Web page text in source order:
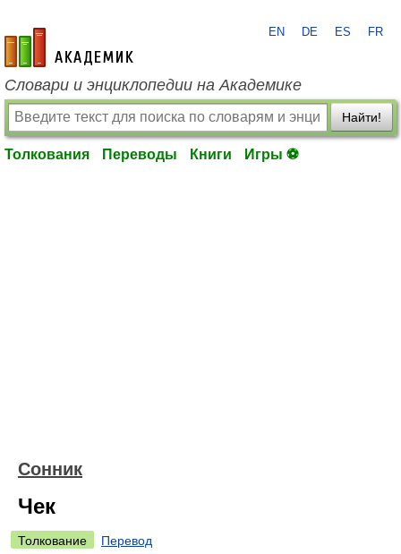
academic.ru
EN DE ES FR
Словари и энциклопедии на Академике
Найти!
Толкования Переводы Книги Игры ⚽
Сонник
Чек
Толкование
Перевод